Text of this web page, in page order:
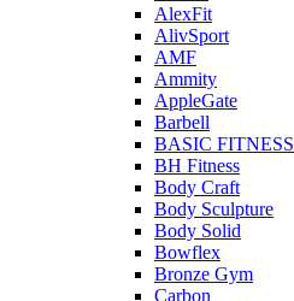
AlexFit
AlivSport
AMF
Ammity
AppleGate
Barbell
BASIC FITNESS
BH Fitness
Body Craft
Body Sculpture
Body Solid
Bowflex
Bronze Gym
Carbon